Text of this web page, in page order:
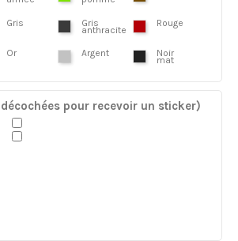
Gris Gris
anthracite
Rouge
Or Argent Noir
mat
pour recevoir un sticker)